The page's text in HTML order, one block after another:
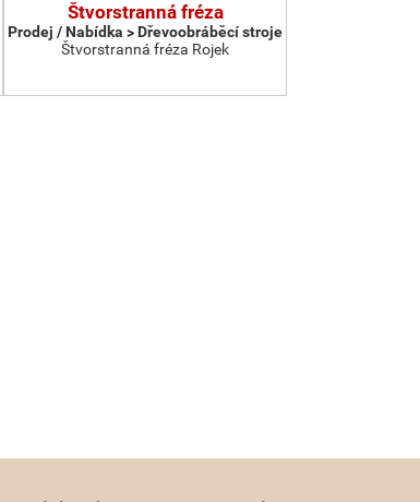
Štvorstranná fréza
Prodej / Nabídka > Dřevoobráběcí stroje
Štvorstranná fréza Rojek